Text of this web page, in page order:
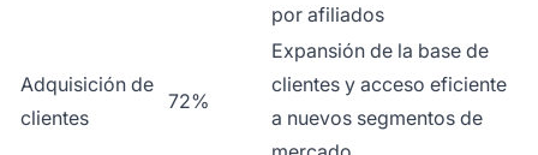
por afiliados
Adquisición de
clientes
72%
Expansión de la base de
clientes y acceso eficiente
a nuevos segmentos de